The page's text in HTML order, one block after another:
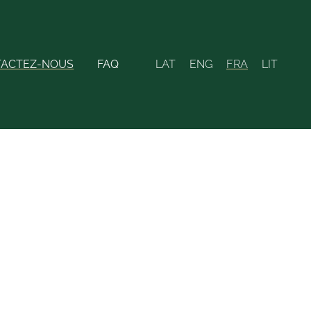
NOUS FAQ LAT ENG FRA LIT